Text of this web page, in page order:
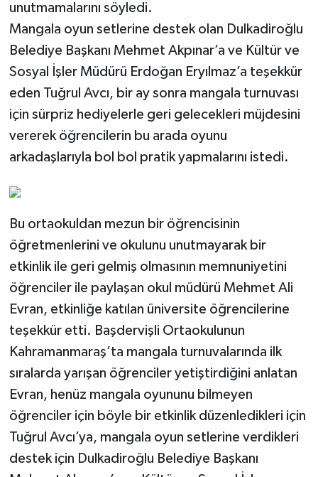
unutmamalarını söyledi.
Mangala oyun setlerine destek olan Dulkadiroğlu
Belediye Başkanı Mehmet Akpınar’a ve Kültür ve
Sosyal İşler Müdürü Erdoğan Eryılmaz’a teşekkür
eden Tuğrul Avcı, bir ay sonra mangala turnuvası
için sürpriz hediyelerle geri gelecekleri müjdesini
vererek öğrencilerin bu arada oyunu
arkadaşlarıyla bol bol pratik yapmalarını istedi.
Bu ortaokuldan mezun bir öğrencisinin
öğretmenlerini ve okulunu unutmayarak bir
etkinlik ile geri gelmiş olmasının memnuniyetini
öğrenciler ile paylaşan okul müdürü Mehmet Ali
Evran, etkinliğe katılan üniversite öğrencilerine
teşekkür etti. Başdervişli Ortaokulunun
Kahramanmaraş’ta mangala turnuvalarında ilk
sıralarda yarışan öğrenciler yetiştirdiğini anlatan
Evran, henüz mangala oyununu bilmeyen
öğrenciler için böyle bir etkinlik düzenledikleri için
Tuğrul Avcı’ya, mangala oyun setlerine verdikleri
destek için Dulkadiroğlu Belediye Başkanı